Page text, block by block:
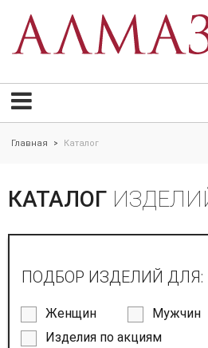
Главная > Каталог
КАТАЛОГ
ПОДБОР ИЗДЕЛИЙ ДЛЯ:
Женщин Мужчин
Изделия по акциям